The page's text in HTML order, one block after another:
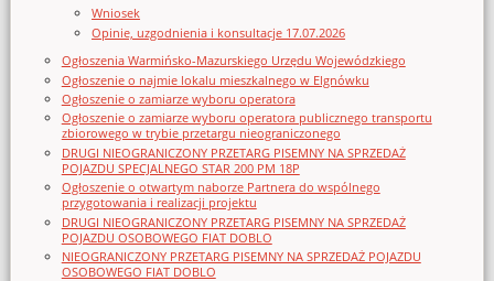
Wniosek
Opinie, uzgodnienia i konsultacje 17.07.2026
Ogłoszenia Warmińsko-Mazurskiego Urzędu Wojewódzkiego
Ogłoszenie o najmie lokalu mieszkalnego w Elgnówku
Ogłoszenie o zamiarze wyboru operatora
Ogłoszenie o zamiarze wyboru operatora publicznego transportu
zbiorowego w trybie przetargu nieograniczonego
DRUGI NIEOGRANICZONY PRZETARG PISEMNY NA SPRZEDAŻ
POJAZDU SPECJALNEGO STAR 200 PM 18P
Ogłoszenie o otwartym naborze Partnera do wspólnego
przygotowania i realizacji projektu
DRUGI NIEOGRANICZONY PRZETARG PISEMNY NA SPRZEDAŻ
POJAZDU OSOBOWEGO FIAT DOBLO
NIEOGRANICZONY PRZETARG PISEMNY NA SPRZEDAŻ POJAZDU
OSOBOWEGO FIAT DOBLO